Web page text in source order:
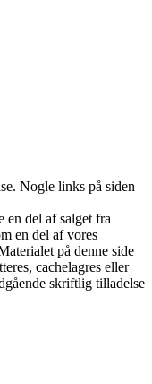
Nogle links på siden
del af salget fra
en del af vores
på denne side
cachelagres eller
skriftlig tilladelse